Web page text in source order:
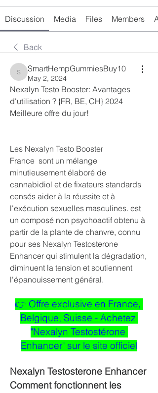
Discussion Media Files Members
Back
SmartHempGummiesBuy10
SmartHempGummiesBuy10
May 2, 2024
Nexalyn Testo Booster: Avantages
d'utilisation ? {FR, BE, CH} 2024
Meilleure offre du jour!
Les Nexalyn Testo Booster
France  sont un mélange
minutieusement élaboré de
cannabidiol et de fixateurs standards
censés aider à la réussite et à
l'exécution sexuelles masculines. est
un composé non psychoactif obtenu à
partir de la plante de chanvre, connu
pour ses Nexalyn Testosterone
Enhancer qui stimulent la dégradation,
diminuent la tension et soutiennent
l'épanouissement général.
👉 Offre exclusive en France,
Belgique, Suisse - Achetez
"Nexalyn Testostérone
Enhancer" sur le site officiel
Nexalyn Testosterone Enhancer
Comment fonctionnent les